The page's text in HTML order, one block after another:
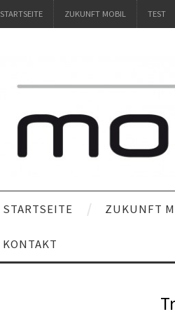
STARTSEITE ZUKUNFT MOBIL TEST
STARTSEITE ZUKUNFT
KONTAKT